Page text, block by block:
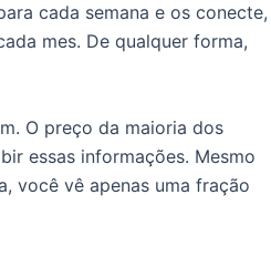
cada semana e os conecte,
mes. De qualquer forma,
O preço da maioria dos
essas informações. Mesmo
você vê apenas uma fração